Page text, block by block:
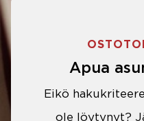
Apua
Eikö
ole löytynyt?